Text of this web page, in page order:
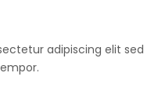
adipiscing elit sed